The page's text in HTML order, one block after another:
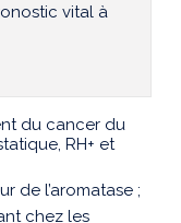
vital à
du cancer du
RH+ et
de l’aromatase ;
chez les